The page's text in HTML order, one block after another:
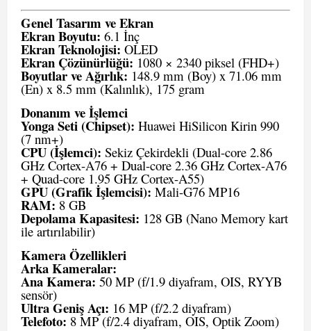
Genel Tasarım ve Ekran
Ekran Boyutu: 6.1 İnç
Ekran Teknolojisi: OLED
Ekran Çözünürlüğü: 1080 × 2340 piksel (FHD+)
Boyutlar ve Ağırlık: 148.9 mm (Boy) x 71.06 mm
(En) x 8.5 mm (Kalınlık), 175 gram
Donanım ve İşlemci
Yonga Seti (Chipset): Huawei HiSilicon Kirin 990
(7 nm+)
CPU (İşlemci): Sekiz Çekirdekli (Dual-core 2.86
GHz Cortex-A76 + Dual-core 2.36 GHz Cortex-A76
+ Quad-core 1.95 GHz Cortex-A55)
GPU (Grafik İşlemcisi): Mali-G76 MP16
RAM: 8 GB
Depolama Kapasitesi: 128 GB (Nano Memory kart
ile artırılabilir)
Kamera Özellikleri
Arka Kameralar:
Ana Kamera: 50 MP (f/1.9 diyafram, OIS, RYYB
sensör)
Ultra Geniş Açı: 16 MP (f/2.2 diyafram)
Telefoto: 8 MP (f/2.4 diyafram, OIS, Optik Zoom)